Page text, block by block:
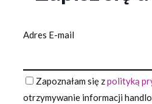
Adres E-mail
Zapoznałam się zpolityką
otrzymywanie informacji